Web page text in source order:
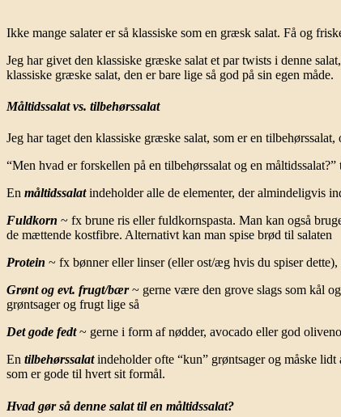
Ikke mange salater er så klassiske som en græsk salat. Få og
Jeg har givet den klassiske græske salat et par twists i denne
klassiske græske salat, den er bare lige så god på sin egen måde.
Måltidssalat vs. tilbehørssalat
Jeg har taget den klassiske græske salat, som er en
“Men hvad er forskellen på en tilbehørssalat og en
En måltidssalatindeholder alle de elementer, der almindeligvis
Fuldkorn ~ fx brune ris eller fuldkornspasta. Man kan også
de mættende kostfibre. Alternativt kan man spise brød til salaten
Protein ~ fx bønner eller linser (eller ost/æg hvis du spiser
Grønt og evt. frugt/bær~ gerne være den grove slags som kål
grøntsager og frugt lige så
Det gode fedt~ gerne i form af nødder, avocado eller god
En tilbehørssalatindeholder ofte “kun” grøntsager og måske lidt
som er gode til hvert sit formål.
Hvad gør så denne salat til en måltidssalat?